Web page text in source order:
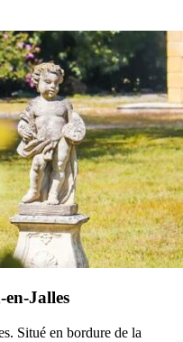
Jalles
Situé en bordure de la